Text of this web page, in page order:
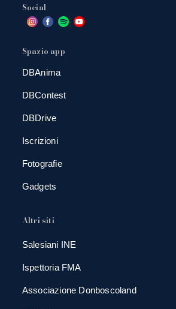
Social
Spazio app
DBAnima
DBContest
DBDrive
Iscrizioni
Fotografie
Gadgets
Altri siti
Salesiani INE
Ispettoria FMA
Associazione Donboscoland